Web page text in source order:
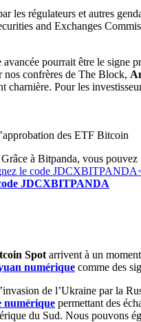
les régulateurs et autres
and Exchanges
avancée pourrait être le signe
nos confrères de The Block,
Pour les
des ETF Bitcoin
à Bitpanda, vous
JDCXBITPANDA
Spot arrivent à un
numérique comme des
de l’Ukraine par la
numérique permettant des
du Sud. Nous pouvons